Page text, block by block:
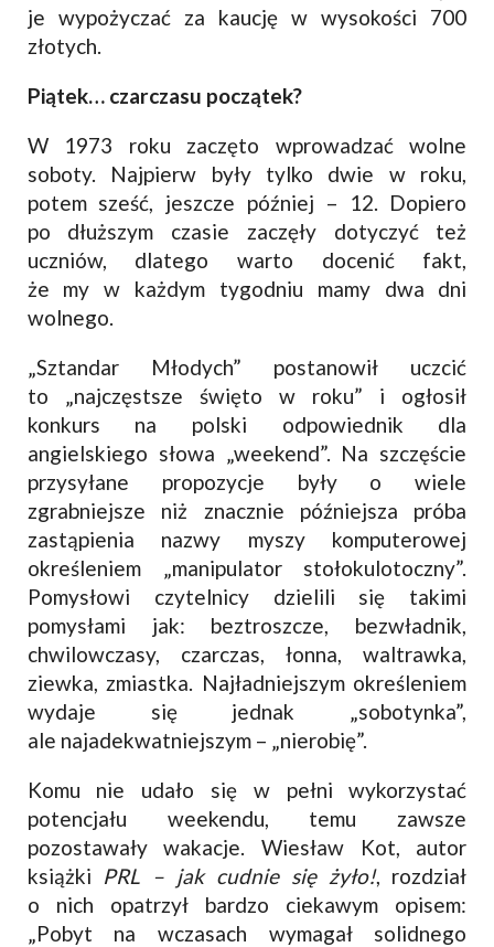
je wypożyczać za kaucję w wysokości 700
złotych.
Piątek… czarczasu początek?
W 1973 roku zaczęto wprowadzać wolne
soboty. Najpierw były tylko dwie w roku,
potem sześć, jeszcze później – 12. Dopiero
po dłuższym czasie zaczęły dotyczyć też
uczniów, dlatego warto docenić fakt,
że my w każdym tygodniu mamy dwa dni
wolnego.
„Sztandar Młodych” postanowił uczcić
to „najczęstsze święto w roku” i ogłosił
konkurs na polski odpowiednik dla
angielskiego słowa „weekend”. Na szczęście
przysyłane propozycje były o wiele
zgrabniejsze niż znacznie późniejsza próba
zastąpienia nazwy myszy komputerowej
określeniem „manipulator stołokulotoczny”.
Pomysłowi czytelnicy dzielili się takimi
pomysłami jak: beztroszcze, bezwładnik,
chwilowczasy, czarczas, łonna, waltrawka,
ziewka, zmiastka. Najładniejszym określeniem
wydaje się jednak „sobotynka”,
ale najadekwatniejszym – „nierobię”.
Komu nie udało się w pełni wykorzystać
potencjału weekendu, temu zawsze
pozostawały wakacje. Wiesław Kot, autor
książki PRL – jak cudnie się żyło!, rozdział
o nich opatrzył bardzo ciekawym opisem:
„Pobyt na wczasach wymagał solidnego